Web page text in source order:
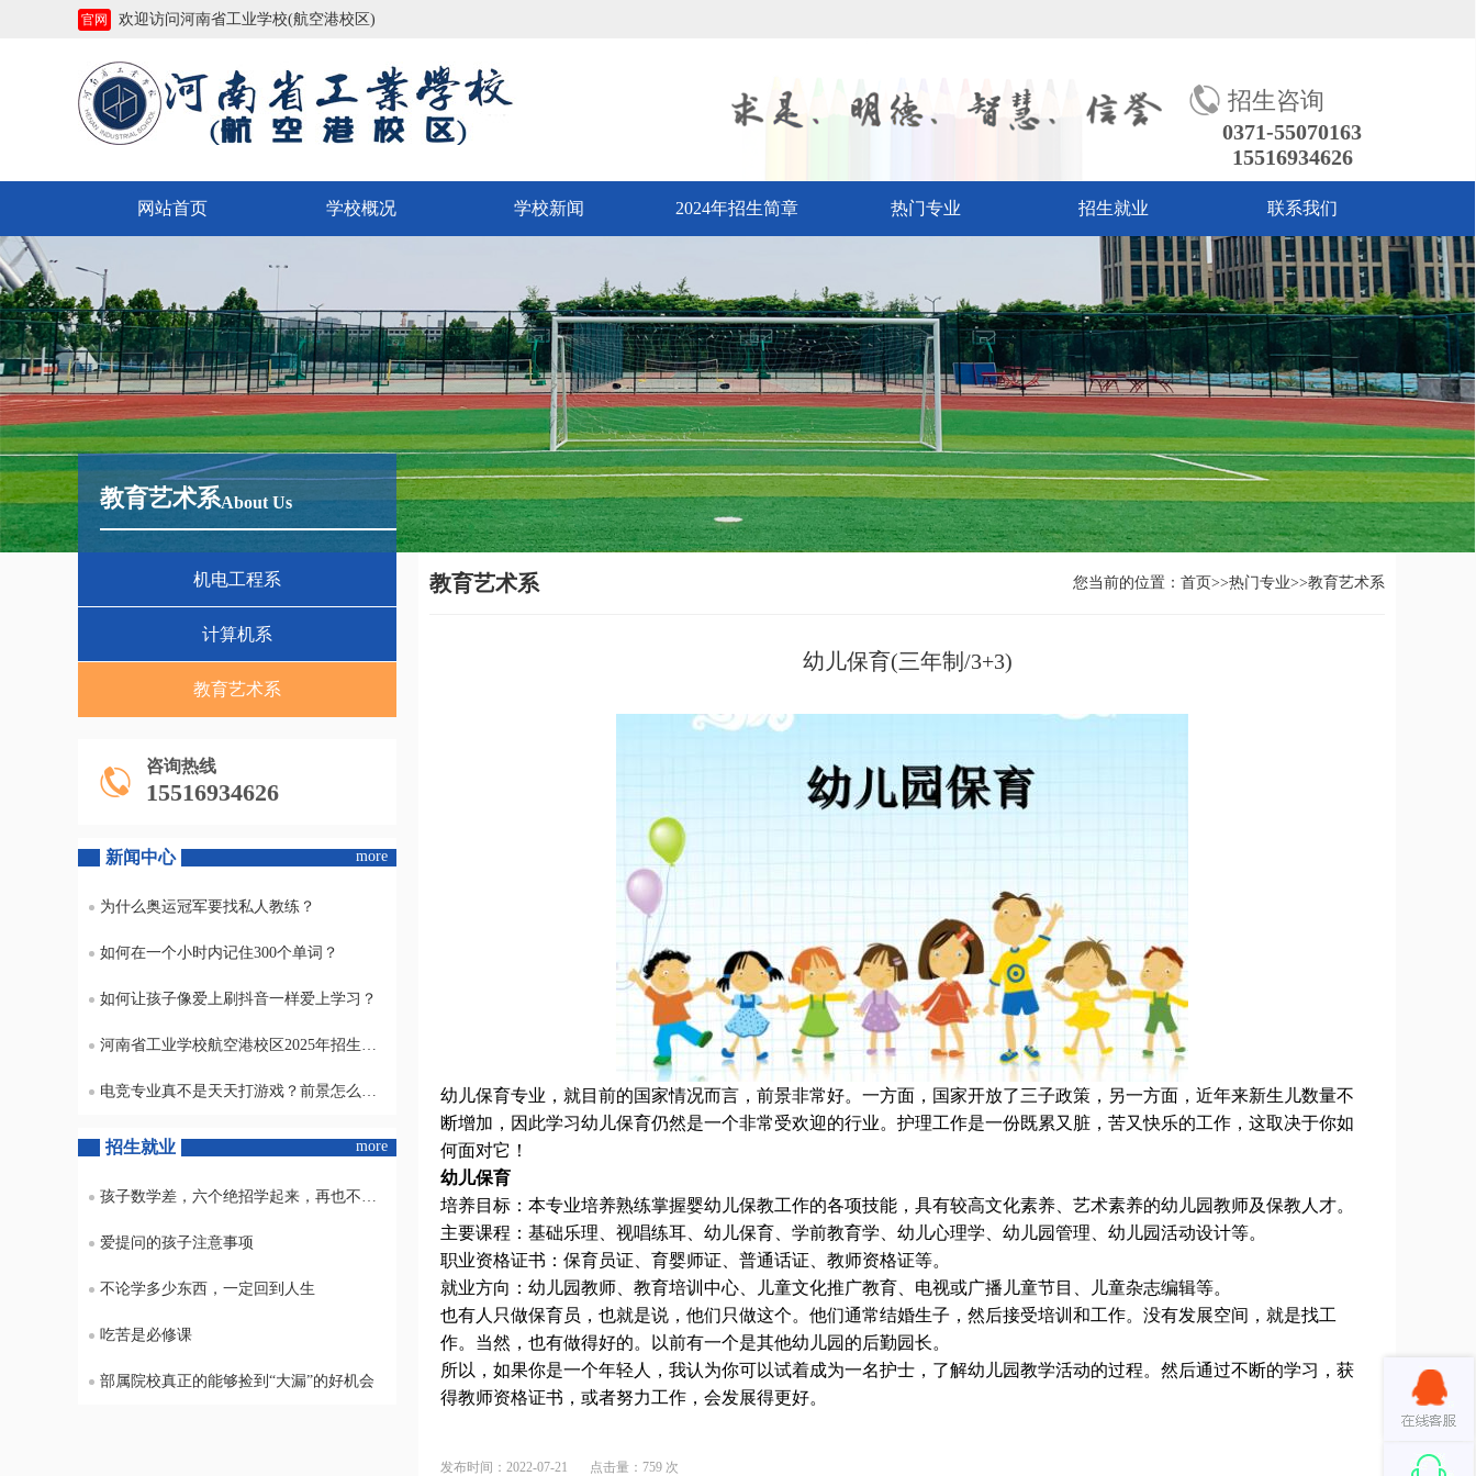
官网 欢迎访问河南省工业学校(航空港校区)
招生咨询
0371-55070163
15516934626
网站首页 学校概况 学校新闻 2024年招生简章 热门专业 招生就业 联系我们
教育艺术系About Us
机电工程系
计算机系
教育艺术系
咨询热线
15516934626
新闻中心 more
为什么奥运冠军要找私人教练？
如何在一个小时内记住300个单词？
如何让孩子像爱上刷抖音一样爱上学习？
河南省工业学校航空港校区2025年招生专业及收费标准
电竞专业真不是天天打游戏？前景怎么样？
招生就业 more
孩子数学差，六个绝招学起来，再也不怕不及格
爱提问的孩子注意事项
不论学多少东西，一定回到人生
吃苦是必修课
部属院校真正的能够捡到“大漏”的好机会
教育艺术系 您当前的位置：首页>>热门专业>>教育艺术系
幼儿保育(三年制/3+3)
幼儿保育专业，就目前的国家情况而言，前景非常好。一方面，国家开放了三子政策，另一方面，近年来新生儿数量不
断增加，因此学习幼儿保育仍然是一个非常受欢迎的行业。护理工作是一份既累又脏，苦又快乐的工作，这取决于你如
何面对它！
幼儿保育
培养目标：本专业培养熟练掌握婴幼儿保教工作的各项技能，具有较高文化素养、艺术素养的幼儿园教师及保教人才。
主要课程：基础乐理、视唱练耳、幼儿保育、学前教育学、幼儿心理学、幼儿园管理、幼儿园活动设计等。
职业资格证书：保育员证、育婴师证、普通话证、教师资格证等。
就业方向：幼儿园教师、教育培训中心、儿童文化推广教育、电视或广播儿童节目、儿童杂志编辑等。
也有人只做保育员，也就是说，他们只做这个。他们通常结婚生子，然后接受培训和工作。没有发展空间，就是找工
作。当然，也有做得好的。以前有一个是其他幼儿园的后勤园长。
所以，如果你是一个年轻人，我认为你可以试着成为一名护士，了解幼儿园教学活动的过程。然后通过不断的学习，获
得教师资格证书，或者努力工作，会发展得更好。
发布时间：2022-07-21 点击量：759 次